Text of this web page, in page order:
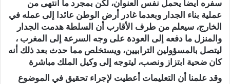
سفره أيضا يحمل نفس العنوان، لكن بمجرد ما انتهى من
عملية بناء الجدار وبعدما غادر أرض الوطن عائدا إلى عمله في
الخارج، سيعلم من طرف الأقارب أن السلطة هدمت الجدار
والمنزل ما دفعه إلى العودة على وجه السرعة إلى المغرب ،
ليتصل بالمسؤولين الترابيين، ويستخلص مما حدث بعد ذلك أنه
كان ضحية ابتزاز ونصب، ليتوجه إلى وكيل الملك مباشرة
وقد علمنا أن التعليمات أعطيت لإجراء تحقيق في الموضوع